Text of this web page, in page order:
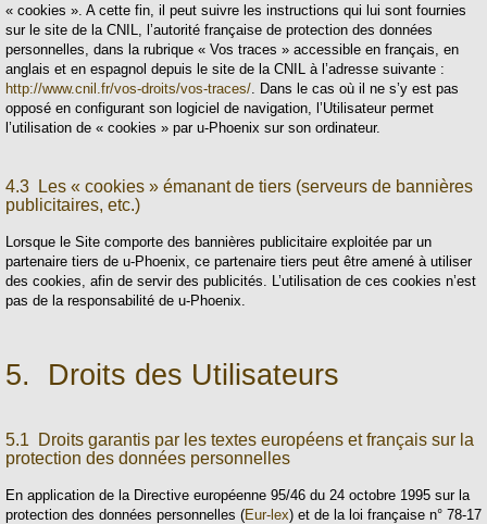
« cookies ». A cette fin, il peut suivre les instructions qui lui sont fournies
sur le site de la CNIL, l’autorité française de protection des données
personnelles, dans la rubrique « Vos traces » accessible en français, en
anglais et en espagnol depuis le site de la CNIL à l’adresse suivante :
http://www.cnil.fr/vos-droits/vos-traces/. Dans le cas où il ne s’y est pas
opposé en configurant son logiciel de navigation, l’Utilisateur permet
l’utilisation de « cookies » par u-Phoenix sur son ordinateur.
4.3 Les « cookies » émanant de tiers (serveurs de bannières
publicitaires, etc.)
Lorsque le Site comporte des bannières publicitaire exploitée par un
partenaire tiers de u-Phoenix, ce partenaire tiers peut être amené à utiliser
des cookies, afin de servir des publicités. L’utilisation de ces cookies n’est
pas de la responsabilité de u-Phoenix.
5. Droits des Utilisateurs
5.1 Droits garantis par les textes européens et français sur la
protection des données personnelles
En application de la Directive européenne 95/46 du 24 octobre 1995 sur la
protection des données personnelles (Eur-lex) et de la loi française n° 78-17